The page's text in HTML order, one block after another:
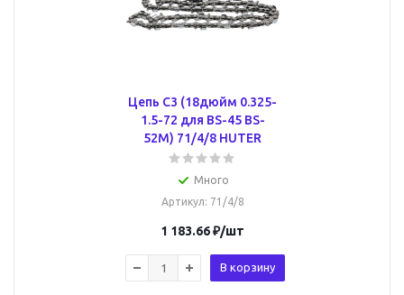
Цепь C3 (18дюйм 0.325-
1.5-72 для BS-45 BS-
52M) 71/4/8 HUTER
Много
Артикул: 71/4/8
1 183.66₽/шт
В корзину